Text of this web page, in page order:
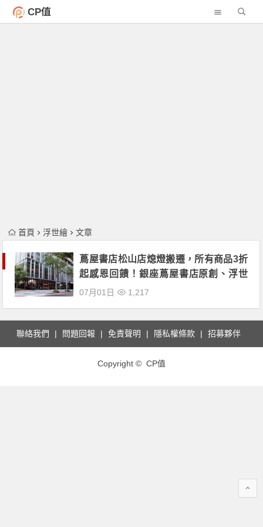
CP值
首頁 浮世繪 文章
蔦屋書店松山店熄燈搬遷，所有商品3折
起感恩回饋！銀座蔦屋書店原創、浮世
繪巨擘葛飾北齋限定販售商品不可錯
07月01日 1,217
聯絡我們 問題回報 免責聲明 隱私權條款 招募夥伴
Copyright © CP值